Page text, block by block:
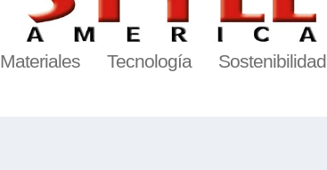
Materiales Tecnología Sostenibilidad